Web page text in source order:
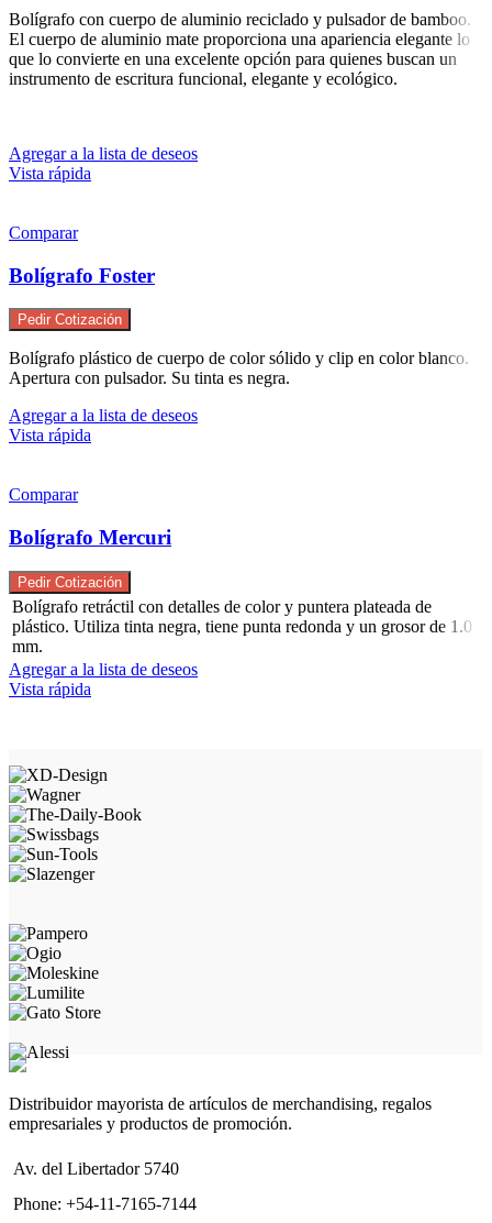
Bolígrafo con cuerpo de aluminio reciclado y pulsador de bamboo.
El cuerpo de aluminio mate proporciona una apariencia elegante lo
que lo convierte en una excelente opción para quienes buscan un
instrumento de escritura funcional, elegante y ecológico.
Agregar a la lista de deseos
Vista rápida
Comparar
Bolígrafo Foster
Pedir Cotización
Bolígrafo plástico de cuerpo de color sólido y clip en color blanco.
Apertura con pulsador. Su tinta es negra.
Agregar a la lista de deseos
Vista rápida
Comparar
Bolígrafo Mercuri
Pedir Cotización
Bolígrafo retráctil con detalles de color y puntera plateada de
plástico. Utiliza tinta negra, tiene punta redonda y un grosor de 1.0
mm.
Agregar a la lista de deseos
Vista rápida
Distribuidor mayorista de artículos de merchandising, regalos
empresariales y productos de promoción.
Av. del Libertador 5740
Phone: +54-11-7165-7144